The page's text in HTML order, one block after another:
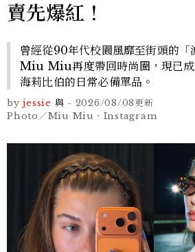
賣先爆紅！
曾經從90年代校園風靡至街頭的「
Miu Miu再度帶回時尚圈，現已
海莉比伯的日常必備單品。
by jessie 與 - 2026/08/08更新
Photo／Miu Miu、Instagram